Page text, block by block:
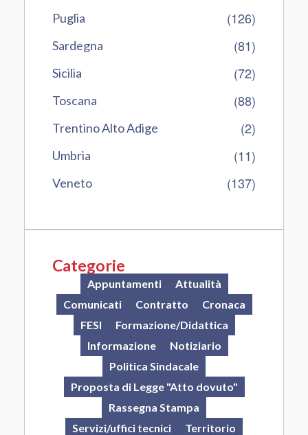
Puglia (126)
Sardegna (81)
Sicilia (72)
Toscana (88)
Trentino Alto Adige (2)
Umbria (11)
Veneto (137)
Categorie
Appuntamenti
Attualità
Comunicati
Contratto
Cronaca
FESI
Formazione/Didattica
Informazione
Notiziario
Politica Sindacale
Proposta di Legge "Atto dovuto"
Rassegna Stampa
Servizi/uffici tecnici
Territorio